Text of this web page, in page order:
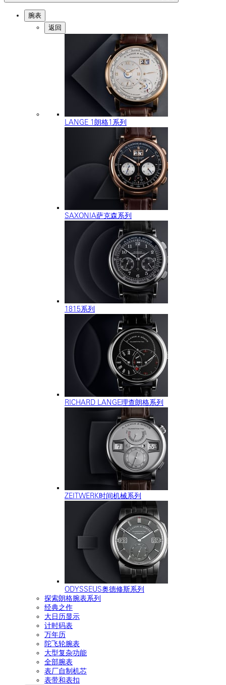
腕表
返回
LANGE 1朗格1系列
SAXONIA萨克森系列
1815系列
RICHARD LANGE理查朗格系列
ZEITWERK时间机械系列
ODYSSEUS奥德修斯系列
探索朗格腕表系列
经典之作
大日历显示
计时码表
万年历
陀飞轮腕表
大型复杂功能
全部腕表
表厂自制机芯
表带和表扣